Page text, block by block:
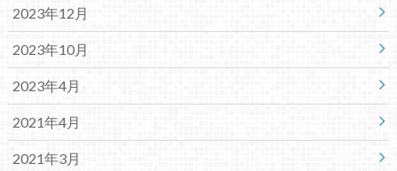
2023年12月
2023年10月
2023年4月
2021年4月
2021年3月